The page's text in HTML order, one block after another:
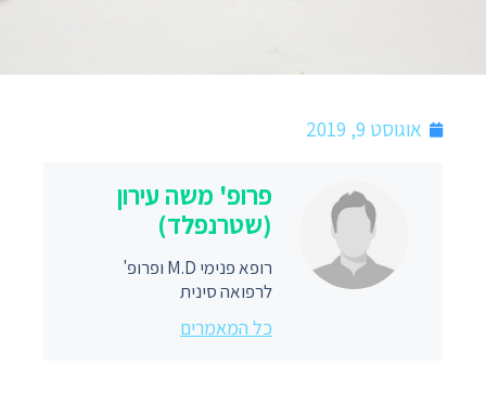
אוגוסט 9, 2019
פרופ' משה עירון
(שטרנפלד)
רופא פנימי M.D ופרופ'
לרפואה סינית
כל המאמרים